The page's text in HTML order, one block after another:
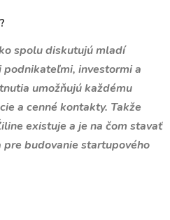
spolu diskutujú mladí
investormi a
umožňujú každému
a cenné kontakty. Takže
existuje a je na čom stavať
budovanie startupového